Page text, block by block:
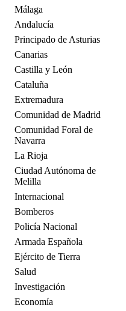
Málaga
Andalucía
Principado de Asturias
Canarias
Castilla y León
Cataluña
Extremadura
Comunidad de Madrid
Comunidad Foral de
Navarra
La Rioja
Ciudad Autónoma de
Melilla
Internacional
Bomberos
Policía Nacional
Armada Española
Ejército de Tierra
Salud
Investigación
Economía